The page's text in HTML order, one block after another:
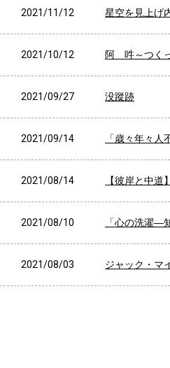
2021/11/12 星空を見上げ
2021/10/12 阿 吽～つく
2021/09/27 没蹤跡
2021/09/14 「歳々年々人
2021/08/14 【彼岸と中道】
2021/08/10 「心の洗濯―
2021/08/03 ジャック・マ